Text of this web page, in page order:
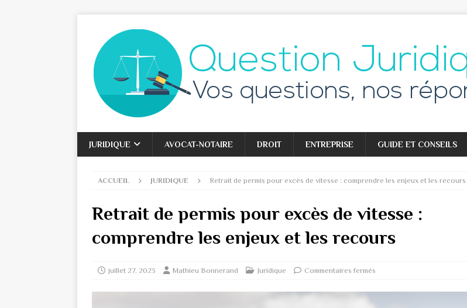
JURIDIQUE AVOCAT-NOTAIRE DROIT ENTREPRISE GUIDE ET CONSEILS
ACCUEIL JURIDIQUE Retrait de permis pour excès de vitesse : comprendre les enjeux et les recours
Retrait de permis pour excès de vitesse :
comprendre les enjeux et les recours
juillet 27, 2023 Mathieu Bonnerand Juridique Commentaires fermés